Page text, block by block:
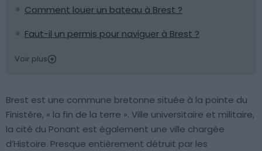
Comment louer un bateau à Brest ?
Faut-il un permis pour naviguer à Brest ?
Voir plus
Brest est une commune bretonne située à la pointe du
Finistère, « la fin de la terre ». Ville universitaire et militaire,
la cité du Ponant est également une ville chargée
d’Histoire. Presque entièrement détruit par les